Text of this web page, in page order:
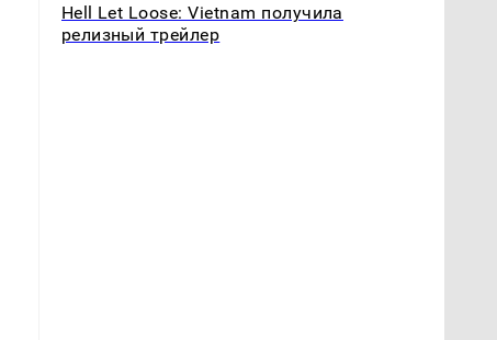
Hell Let Loose: Vietnam получила
релизный трейлер